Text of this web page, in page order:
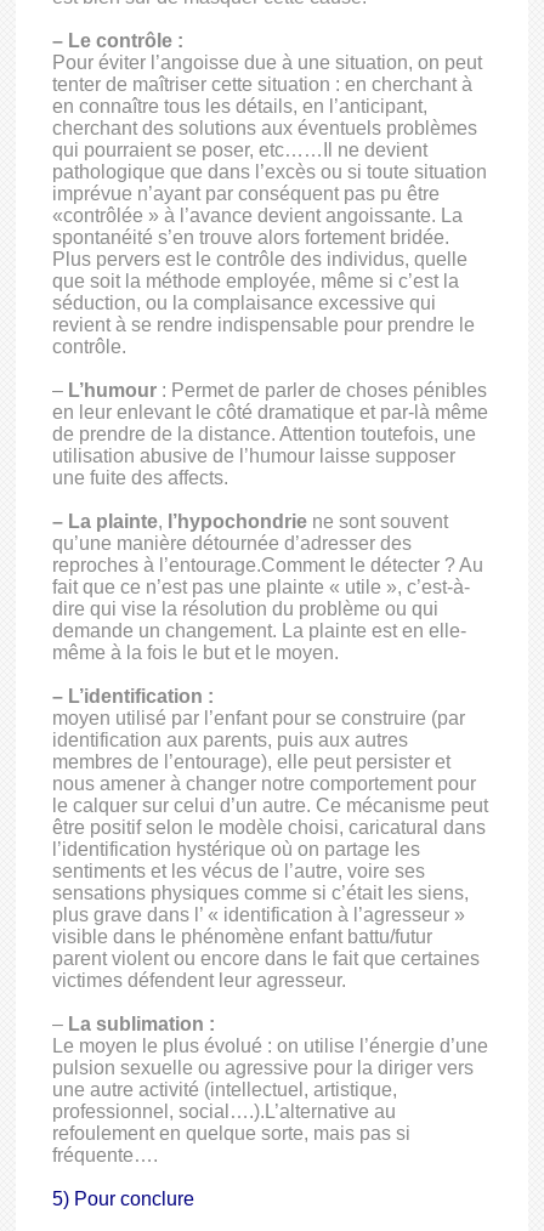
– Le contrôle :
Pour éviter l’angoisse due à une situation, on peut
tenter de maîtriser cette situation : en cherchant à
en connaître tous les détails, en l’anticipant,
cherchant des solutions aux éventuels problèmes
qui pourraient se poser, etc……Il ne devient
pathologique que dans l’excès ou si toute situation
imprévue n’ayant par conséquent pas pu être
«contrôlée » à l’avance devient angoissante. La
spontanéité s’en trouve alors fortement bridée.
Plus pervers est le contrôle des individus, quelle
que soit la méthode employée, même si c’est la
séduction, ou la complaisance excessive qui
revient à se rendre indispensable pour prendre le
contrôle.
– L’humour : Permet de parler de choses pénibles
en leur enlevant le côté dramatique et par-là même
de prendre de la distance. Attention toutefois, une
utilisation abusive de l’humour laisse supposer
une fuite des affects.
– La plainte, l’hypochondrie ne sont souvent
qu’une manière détournée d’adresser des
reproches à l’entourage.Comment le détecter ? Au
fait que ce n’est pas une plainte « utile », c’est-à-
dire qui vise la résolution du problème ou qui
demande un changement. La plainte est en elle-
même à la fois le but et le moyen.
– L’identification :
moyen utilisé par l’enfant pour se construire (par
identification aux parents, puis aux autres
membres de l’entourage), elle peut persister et
nous amener à changer notre comportement pour
le calquer sur celui d’un autre. Ce mécanisme peut
être positif selon le modèle choisi, caricatural dans
l’identification hystérique où on partage les
sentiments et les vécus de l’autre, voire ses
sensations physiques comme si c’était les siens,
plus grave dans l’ « identification à l’agresseur »
visible dans le phénomène enfant battu/futur
parent violent ou encore dans le fait que certaines
victimes défendent leur agresseur.
– La sublimation :
Le moyen le plus évolué : on utilise l’énergie d’une
pulsion sexuelle ou agressive pour la diriger vers
une autre activité (intellectuel, artistique,
professionnel, social….).L’alternative au
refoulement en quelque sorte, mais pas si
fréquente….
5) Pour conclure